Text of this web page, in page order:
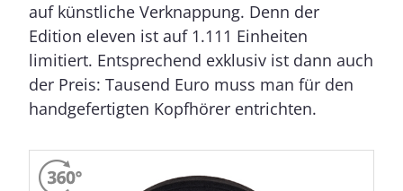
auf künstliche Verknappung. Denn der
Edition eleven ist auf 1.111 Einheiten
limitiert. Entsprechend exklusiv ist dann auch
der Preis: Tausend Euro muss man für den
handgefertigten Kopfhörer entrichten.